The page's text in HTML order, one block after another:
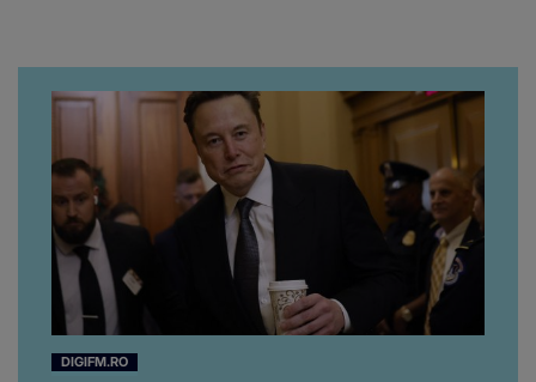
artistă i-a lăsat MASCĂ
pe toți. De data aceasta,
chiar a rupt tăcerea:
”Poate că aveam să ne
spunem, să ne...”
DIGIFM.RO